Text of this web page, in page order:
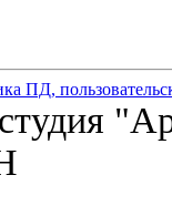
ПД,